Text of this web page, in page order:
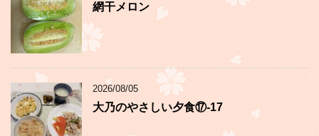
網干メロン
2026/08/05
大乃のやさしい夕食⑰-17